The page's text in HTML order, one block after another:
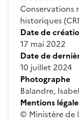
Conservations
historiques
Date de
17 mai 2022
Date de
10 juillet 2024
Photographe
Balandre,
Mentions
© Ministère de